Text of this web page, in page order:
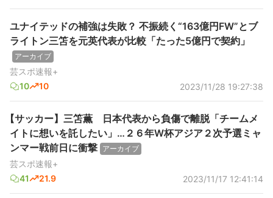
ユナイテッドの補強は失敗？ 不振続く“163億円FW”とブ
ライトン三笘を元英代表が比較「たった5億円で契約」
アーカイブ
芸スポ速報+
10
10 2023/11/28 19:27:38
【サッカー】三笘薫 日本代表から負傷で離脱「チームメ
イトに想いを託したい」…２６年W杯アジア２次予選ミャ
ンマー戦前日に衝撃 アーカイブ
芸スポ速報+
41
21.9 2023/11/17 12:41:14